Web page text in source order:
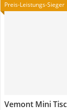
Preis-Leistungs-Sieger
Vemont Mini